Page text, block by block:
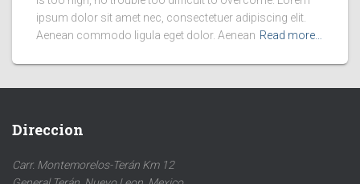
ipsum dolor sit amet nec, consectetuer adipiscing elit.
Aenean commodo ligula eget dolor. Aenean Read more…
Direccion
Carr. Montemorelos-Terán Km 12